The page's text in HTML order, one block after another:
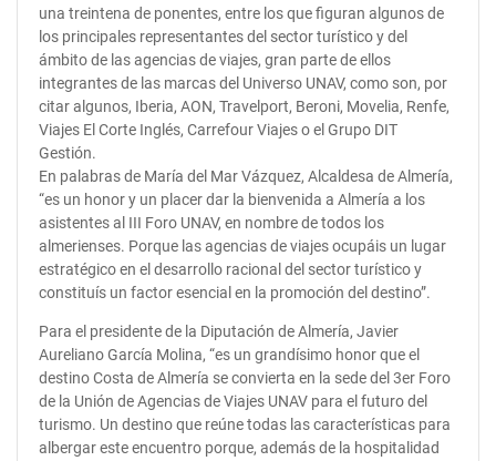
una treintena de ponentes, entre los que figuran algunos de
los principales representantes del sector turístico y del
ámbito de las agencias de viajes, gran parte de ellos
integrantes de las marcas del Universo UNAV, como son, por
citar algunos, Iberia, AON, Travelport, Beroni, Movelia, Renfe,
Viajes El Corte Inglés, Carrefour Viajes o el Grupo DIT
Gestión.
En palabras de María del Mar Vázquez, Alcaldesa de Almería,
“es un honor y un placer dar la bienvenida a Almería a los
asistentes al III Foro UNAV, en nombre de todos los
almerienses. Porque las agencias de viajes ocupáis un lugar
estratégico en el desarrollo racional del sector turístico y
constituís un factor esencial en la promoción del destino”.
Para el presidente de la Diputación de Almería, Javier
Aureliano García Molina, “es un grandísimo honor que el
destino Costa de Almería se convierta en la sede del 3er Foro
de la Unión de Agencias de Viajes UNAV para el futuro del
turismo. Un destino que reúne todas las características para
albergar este encuentro porque, además de la hospitalidad